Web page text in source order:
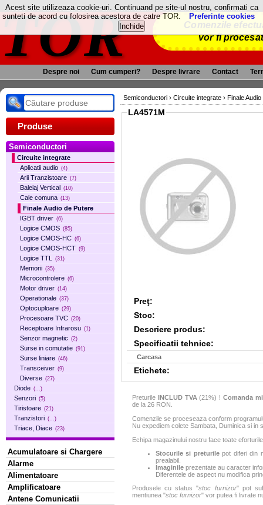
TOR
Comenzile
vor fi
Despre noi Cum cumperi? Despre livrare Contact
Produse
Semiconductori
Circuite integrate
Aplicatii audio (4)
Arii Tranzistoare (7)
Baleiaj Vertical (10)
Cale comuna (13)
Finale Audio de Putere
IGBT driver (6)
Logice CMOS (85)
Logice CMOS-HC (6)
Logice CMOS-HCT (9)
Logice TTL (31)
Memorii (35)
Microcontrolere (6)
Motor driver (14)
Operationale (37)
Optocuploare (29)
Procesoare TVC (20)
Receptoare Infrarosu (1)
Senzor magnetic (2)
Surse in comutatie (91)
Surse liniare (46)
Transceiver (9)
Diverse (27)
Diode (...)
Senzori (5)
Tiristoare (21)
Tranzistori (...)
Triace, Diace (23)
Acumulatoare si Chargere
Alarme
Alimentatoare
Amplificatoare
Antene Comunicatii
Semiconductori › Circuite integrate › Finale
LA4571M
Preţ:
Stoc:
Descriere produs:
Specificatii tehnice:
Carcasa
Etichete:
Preturile INCLUD TVA (21%) ! Comanda
de la 26 RON.
Comenzile se proceseaza conform
Nu expediem colete Sambata, Duminica si in
Echipa magazinului nostru face toate
Stocurile si preturilepot diferi din
prealabil.
Imaginile prezentate au caracter
Diferentele de aspect nu modifica
Produsele cu status "stoc furnizor" pot
mentiunea "stoc furnizor" vor putea fi livrate
Acest site utilizeaza cookie-uri. Continuand pe site-ul nostru, confirmati ca
sunteti de acord cu folosirea acestora de catre TOR.
Preferinte cookies